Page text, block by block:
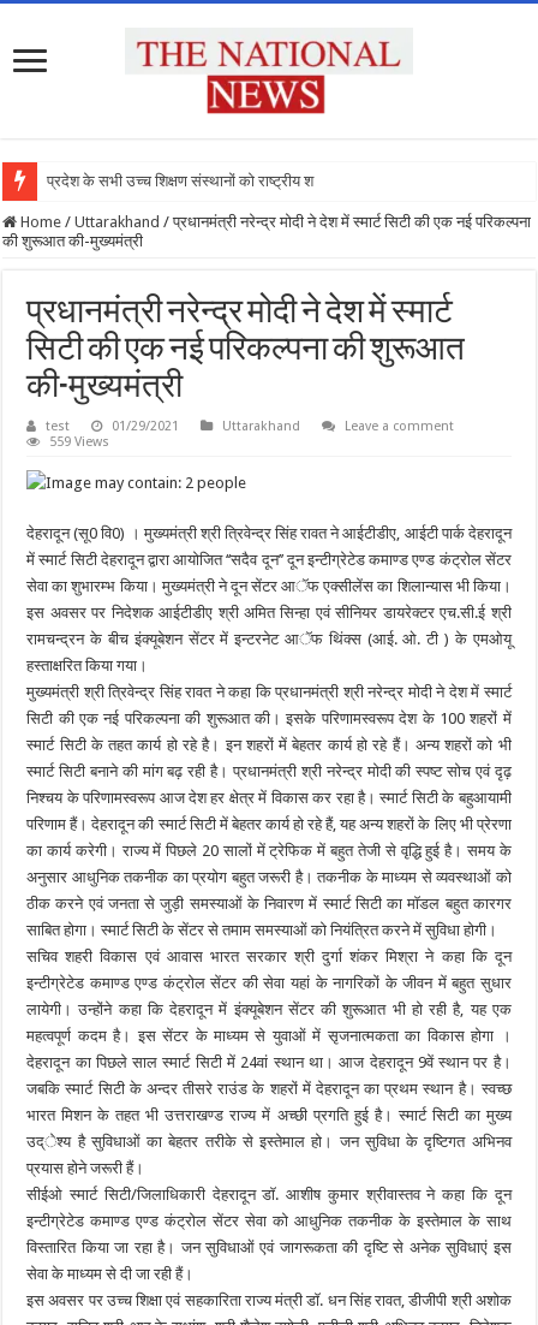
प्रदेश के सभी उच्च शिक्षण संस्थानों को राष्ट्रीय शिक्षा
Home / Uttarakhand / प्रधानमंत्री नरेन्द्र मोदी ने देश में स्मार्ट सिटी की एक नई परिकल्पना
की शुरूआत की-मुख्यमंत्री
प्रधानमंत्री नरेन्द्र मोदी ने देश में स्मार्ट
सिटी की एक नई परिकल्पना की शुरूआत
की-मुख्यमंत्री
test 01/29/2021 Uttarakhand
Leave a comment
559 Views
देहरादून (सू0 वि0) ।मुख्यमंत्री श्री त्रिवेन्द्र सिंह रावत ने आईटीडीए, आईटी पार्क देहरादून
में स्मार्ट सिटी देहरादून द्वारा आयोजित ‘‘सदैव दून’’ दून इन्टीग्रेटेड कमाण्ड एण्ड कंट्रोल सेंटर
सेवा का शुभारम्भ किया। मुख्यमंत्री ने दून सेंटर आॅफ एक्सीलेंस का शिलान्यास भी किया।
इस अवसर पर निदेशक आईटीडीए श्री अमित सिन्हा एवं सीनियर डायरेक्टर एच.सी.ई श्री
रामचन्द्रन के बीच इंक्यूबेशन सेंटर में इन्टरनेट आॅफ थिंक्स (आई. ओ. टी ) के एमओयू
हस्ताक्षरित किया गया।
मुख्यमंत्री श्री त्रिवेन्द्र सिंह रावत ने कहा कि प्रधानमंत्री श्री नरेन्द्र मोदी ने देश में स्मार्ट
सिटी की एक नई परिकल्पना की शुरूआत की। इसके परिणामस्वरूप देश के 100 शहरों में
स्मार्ट सिटी के तहत कार्य हो रहे है। इन शहरों में बेहतर कार्य हो रहे हैं। अन्य शहरों को भी
स्मार्ट सिटी बनाने की मांग बढ़ रही है। प्रधानमंत्री श्री नरेन्द्र मोदी की स्पष्ट सोच एवं दृढ़
निश्चय के परिणामस्वरूप आज देश हर क्षेत्र में विकास कर रहा है। स्मार्ट सिटी के बहुआयामी
परिणाम हैं। देहरादून की स्मार्ट सिटी में बेहतर कार्य हो रहे हैं, यह अन्य शहरों के लिए भी प्रेरणा
का कार्य करेगी। राज्य में पिछले 20 सालों में ट्रेफिक में बहुत तेजी से वृद्धि हुई है। समय के
अनुसार आधुनिक तकनीक का प्रयोग बहुत जरूरी है। तकनीक के माध्यम से व्यवस्थाओं को
ठीक करने एवं जनता से जुड़ी समस्याओं के निवारण में स्मार्ट सिटी का माॅडल बहुत कारगर
साबित होगा। स्मार्ट सिटी के सेंटर से तमाम समस्याओं को नियंत्रित करने में सुविधा होगी।
सचिव शहरी विकास एवं आवास भारत सरकार श्री दुर्गा शंकर मिश्रा ने कहा कि दून
इन्टीग्रेटेड कमाण्ड एण्ड कंट्रोल सेंटर की सेवा यहां के नागरिकों के जीवन में बहुत सुधार
लायेगी। उन्होंने कहा कि देहरादून में इंक्यूबेशन सेंटर की शुरूआत भी हो रही है, यह एक
महत्वपूर्ण कदम है। इस सेंटर के माध्यम से युवाओं में सृजनात्मकता का विकास होगा ।
देहरादून का पिछले साल स्मार्ट सिटी में 24वां स्थान था। आज देहरादून 9वें स्थान पर है।
जबकि स्मार्ट सिटी के अन्दर तीसरे राउंड के शहरों में देहरादून का प्रथम स्थान है। स्वच्छ
भारत मिशन के तहत भी उत्तराखण्ड राज्य में अच्छी प्रगति हुई है। स्मार्ट सिटी का मुख्य
उद्ेश्य है सुविधाओं का बेहतर तरीके से इस्तेमाल हो। जन सुविधा के दृष्टिगत अभिनव
प्रयास होने जरूरी हैं।
सीईओ स्मार्ट सिटी/जिलाधिकारी देहरादून डाॅ. आशीष कुमार श्रीवास्तव ने कहा कि दून
इन्टीग्रेटेड कमाण्ड एण्ड कंट्रोल सेंटर सेवा को आधुनिक तकनीक के इस्तेमाल के साथ
विस्तारित किया जा रहा है। जन सुविधाओं एवं जागरूकता की दृष्टि से अनेक सुविधाएं इस
सेवा के माध्यम से दी जा रही हैं।
इस अवसर पर उच्च शिक्षा एवं सहकारिता राज्य मंत्री डाॅ. धन सिंह रावत, डीजीपी श्री अशोक